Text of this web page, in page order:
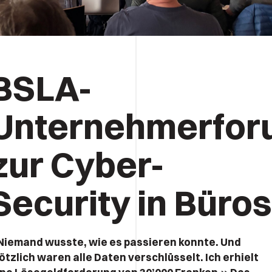
Cyber-
in Büros
wusste, wie es passieren konnte. Und
waren alle Daten verschlüsselt. Ich erhielt